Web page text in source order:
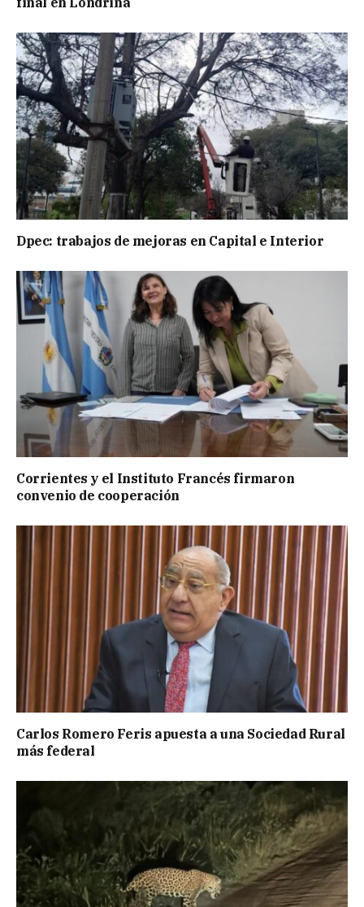
Dpec: trabajos de mejoras en Capital e Interior
Corrientes y el Instituto Francés firmaron
convenio de cooperación
Carlos Romero Feris apuesta a una Sociedad Rural
más federal